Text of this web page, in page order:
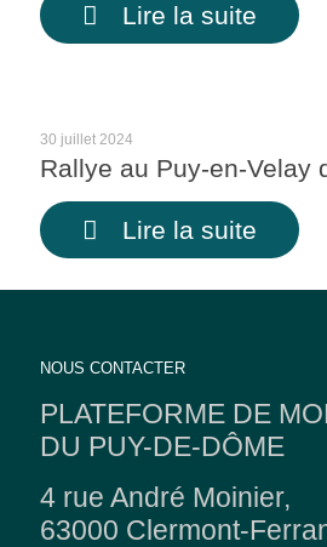
Lire la suite
30 juillet 2024
Rallye au Puy-en-Velay
Lire la suite
NOUS CONTACTER
PLATEFORME DE
DU PUY-DE-DÔME
4 rue André Moinier,
63000 Clermont-